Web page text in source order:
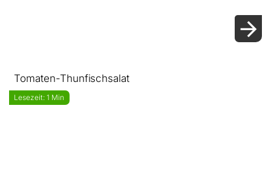
Tomaten-Thunfischsalat
Lesezeit: 1 Min